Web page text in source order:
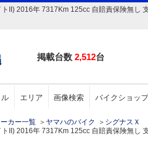
II) 2016年 7317Km 125cc 自賠責保険無し
掲載台数 2,512台
エリア 画像検索 バイクショッ
カー一覧 ＞ ヤマハのバイク ＞ シグナスＸ
II) 2016年 7317Km 125cc 自賠責保険無し